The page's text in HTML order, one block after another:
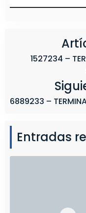
1527234 –
6889233 –
Entradas